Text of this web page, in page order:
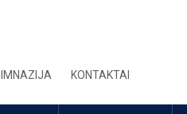
KONTAKTAI